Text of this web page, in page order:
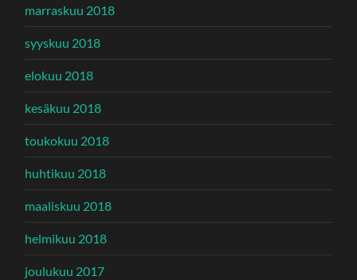
marraskuu 2018
syyskuu 2018
elokuu 2018
kesäkuu 2018
toukokuu 2018
huhtikuu 2018
maaliskuu 2018
helmikuu 2018
joulukuu 2017